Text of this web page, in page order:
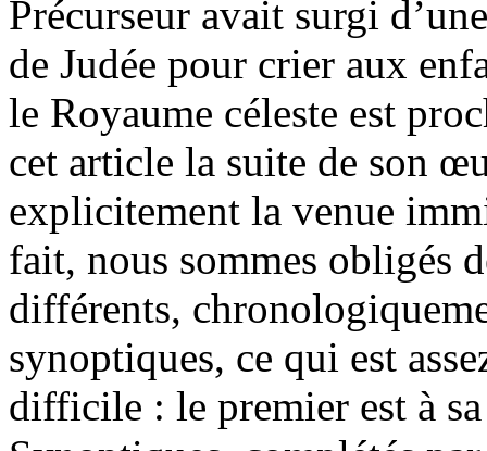
Précurseur avait surgi
de Judée pour crier aux
le Royaume céleste est
cet article la suite de son
explicitement la venue
fait, nous sommes obligés
différents,
synoptiques, ce qui est
difficile : le premier est à